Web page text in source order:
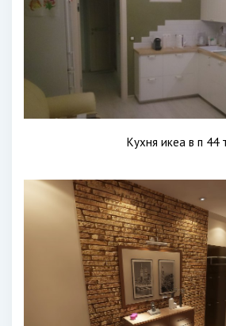
Кухня икеа в п 44